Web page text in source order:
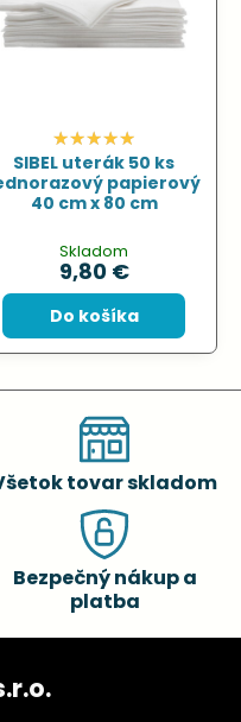
SIBEL uterák 50 ks
papierový
40 cm x 80 cm
Skladom
9,80 €
Do košíka
tovar skladom
Bezpečný nákup a
platba